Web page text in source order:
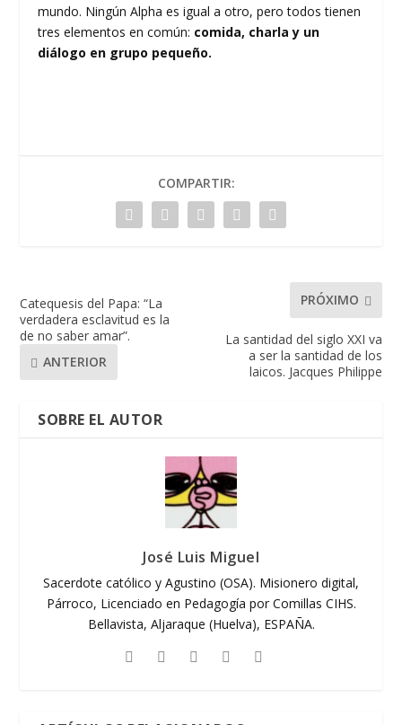
mundo. Ningún Alpha es igual a otro, pero todos tienen
tres elementos en común: comida, charla y un
diálogo en grupo pequeño.
COMPARTIR:
Catequesis del Papa: “La
verdadera esclavitud es la
de no saber amar”.
ANTERIOR
PRÓXIMO
La santidad del siglo XXI va
a ser la santidad de los
laicos. Jacques Philippe
SOBRE EL AUTOR
José Luis Miguel
Sacerdote católico y Agustino (OSA). Misionero digital,
Párroco, Licenciado en Pedagogía por Comillas CIHS.
Bellavista, Aljaraque (Huelva), ESPAÑA.